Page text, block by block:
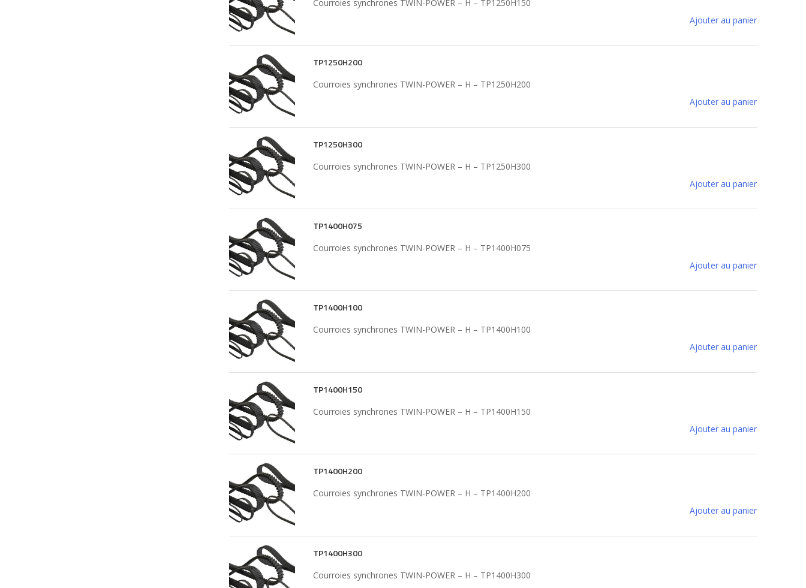
Courroies synchrones TWIN-POWER – H – TP1250H150
Ajouter au panier
TP1250H200
Courroies synchrones TWIN-POWER – H – TP1250H200
Ajouter au panier
TP1250H300
Courroies synchrones TWIN-POWER – H – TP1250H300
Ajouter au panier
TP1400H075
Courroies synchrones TWIN-POWER – H – TP1400H075
Ajouter au panier
TP1400H100
Courroies synchrones TWIN-POWER – H – TP1400H100
Ajouter au panier
TP1400H150
Courroies synchrones TWIN-POWER – H – TP1400H150
Ajouter au panier
TP1400H200
Courroies synchrones TWIN-POWER – H – TP1400H200
Ajouter au panier
TP1400H300
Courroies synchrones TWIN-POWER – H – TP1400H300